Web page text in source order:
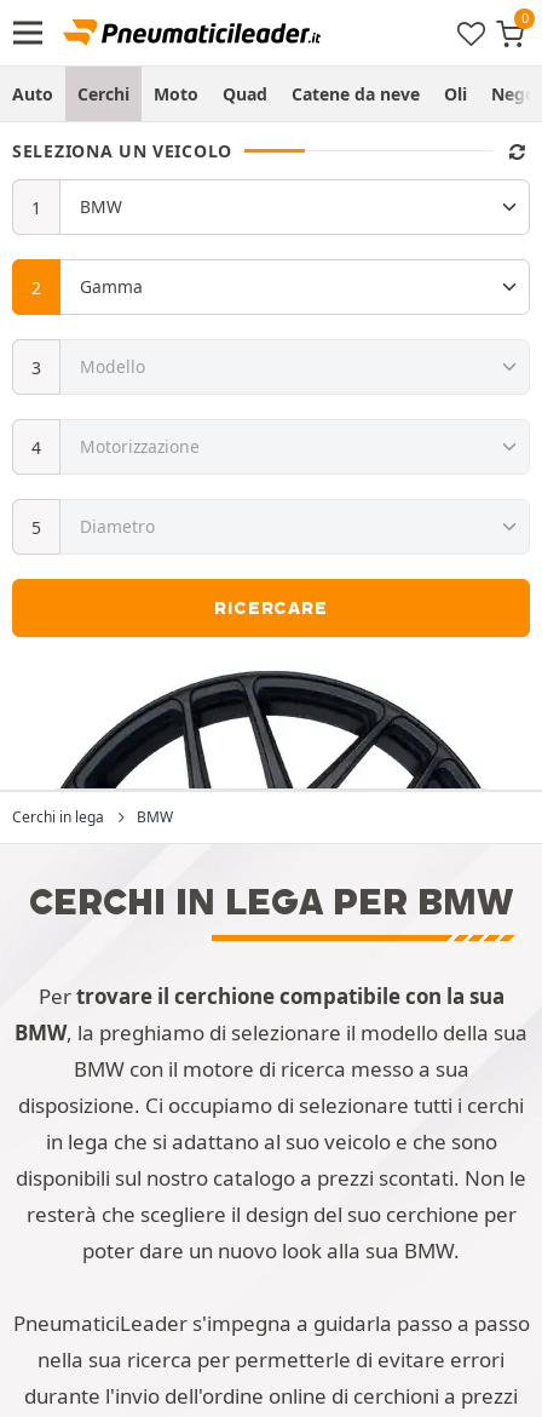
Auto Cerchi Moto Quad Catene da neve Oli
SELEZIONA UN VEICOLO
RICERCARE
Cerchi in lega BMW
CERCHI IN LEGA PER BMW
Pertrovare il cerchione compatibile con la sua
BMW, la preghiamo di selezionare il modello della sua
BMW con il motore di ricerca messo a sua
disposizione. Ci occupiamo di selezionare tutti i cerchi
in lega che si adattano al suo veicolo e che sono
disponibili sul nostro catalogo a prezzi scontati. Non le
resterà che scegliere il design del suo cerchione per
poter dare un nuovo look alla sua BMW.
PneumaticiLeader s'impegna a guidarla passo a passo
nella sua ricerca per permetterle di evitare errori
durante l'invio dell'ordine online di cerchioni a prezzi